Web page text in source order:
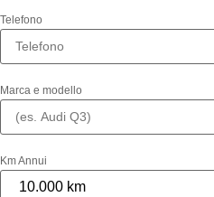
Telefono
Marca e modello
Km Annui